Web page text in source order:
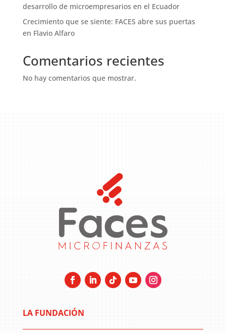
desarrollo de microempresarios en el Ecuador
Crecimiento que se siente: FACES abre sus puertas
en Flavio Alfaro
Comentarios recientes
No hay comentarios que mostrar.
LA FUNDACIÓN